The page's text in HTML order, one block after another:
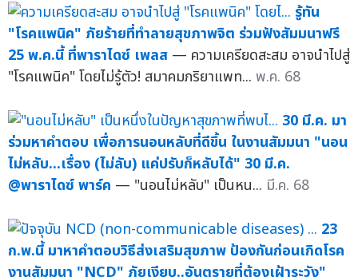
รู้ทัน
"โรคแพนิค" ภัยร้ายที่ทำลายสุขภาพจิต ร่วมฟังสัมมนาฟรี
25 พ.ค.นี้ ที่พาราไดซ์ เพลส — ความเครียดสะสม อาจนำไปสู่
"โรคแพนิค" โดยไม่รู้ตัว! สมาคมภริยาแพท... พ.ค. 68
30 มี.ค. มา
ร่วมหาคำตอบ เพื่อการนอนหลับที่ดีขึ้น ในงานสัมมนา "นอน
ไม่หลับ...เรื่อง (ไม่ลับ) แค่ปรับก็หลับได้" 30 มี.ค.
@พาราไดซ์ พาร์ค — "นอนไม่หลับ" เป็นหน... มี.ค. 68
23
ก.พ.นี้ มาหาคำตอบวิธีส่งเสริมสุขภาพ ป้องกันก่อนเกิดโรค
งานสัมมนา "NCD" ภัยเงียบ..อันตรายที่ต้องเฝ้าระวัง"